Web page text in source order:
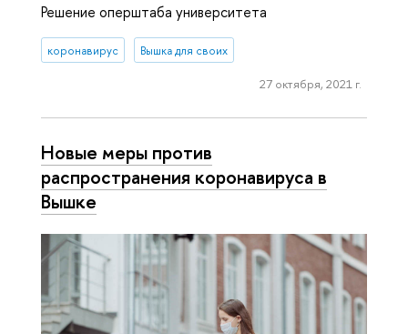
Решение оперштаба университета
коронавирус Вышка для своих
27 октября, 2021 г.
Новые меры против
распространения коронавируса в
Вышке